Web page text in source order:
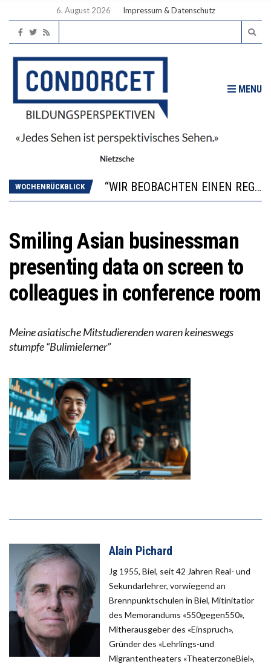
6. August 2026 Impressum & Datenschutz
MENU
WOCHENRÜCKBLICK
“WIR BEOBACHTEN EINEN REGELRECHTEN STURZFLUG BEI DEN LERNLEISTUNGEN”
DIE VERSTÄRKTE HARMONISIERUNG IM SCHULWESEN VERRINGERT DAS INNOVATIONSPOTENZIAL
Smiling Asian businessman
presenting data on screen to
colleagues in conference room
Meine asiatische Mitstudierenden waren keineswegs
stumpfe “Bulimielerner”
Alain Pichard
Jg 1955, Biel, seit 42 Jahren Real- und
Sekundarlehrer, vorwiegend an
Brennpunktschulen in Biel, Mitinitatior
des Memorandums «550gegen550»,
Mitherausgeber des «Einspruch»,
Gründer des «Lehrlings-und
Migrantentheaters «TheaterzoneBiel»,